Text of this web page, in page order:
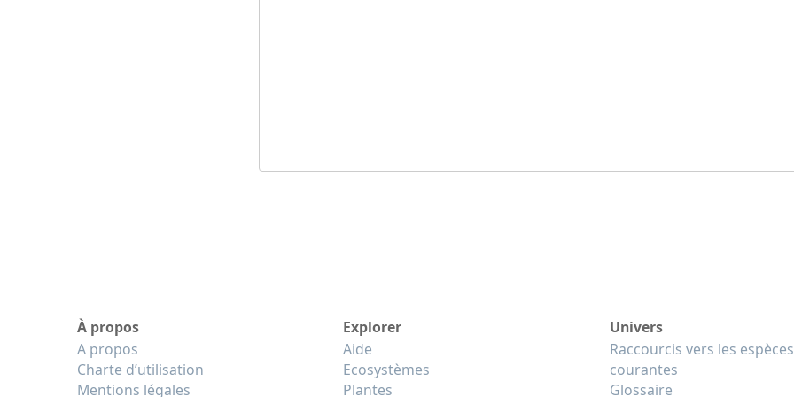
À propos
A propos
Charte d’utilisation
Mentions légales
Explorer
Aide
Ecosystèmes
Plantes
Univers
Raccourcis vers les espèces
courantes
Glossaire